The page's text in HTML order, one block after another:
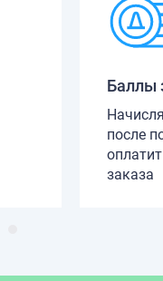
Баллы
после
заказа